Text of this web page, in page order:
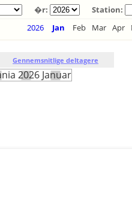
�r:
Station:
2026
Jan Feb Mar Apr
Gennemsnitlige deltagere